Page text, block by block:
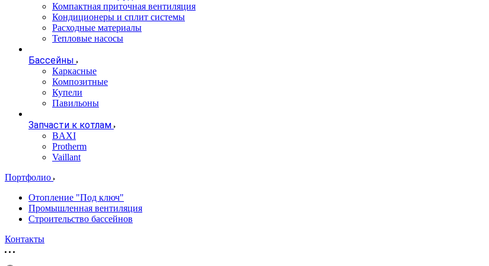
Компактная приточная вентиляция
Кондиционеры и сплит системы
Расходные материалы
Тепловые насосы
Бассейны
Каркасные
Композитные
Купели
Павильоны
Запчасти к котлам
BAXI
Protherm
Vaillant
Портфолио
Отопление "Под ключ"
Промышленная вентиляция
Строительство бассейнов
Контакты